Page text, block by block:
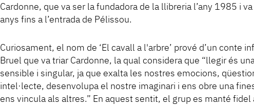
Cardonne, que va ser la fundadora de la llibreria l’any 1985 i
anys fins a l’entrada de Pélissou.
Curiosament, el nom de ‘El cavall a l'arbre’ prové d’un conte
Bruel que va triar Cardonne, la qual considera que “llegir és
sensible i singular, ja que exalta les nostres emocions,
intel·lecte, desenvolupa el nostre imaginari i ens obre una
ens vincula als altres.” En aquest sentit, el grup es manté fidel